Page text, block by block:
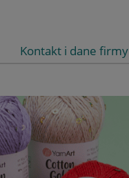
Kontakt i dane firmy